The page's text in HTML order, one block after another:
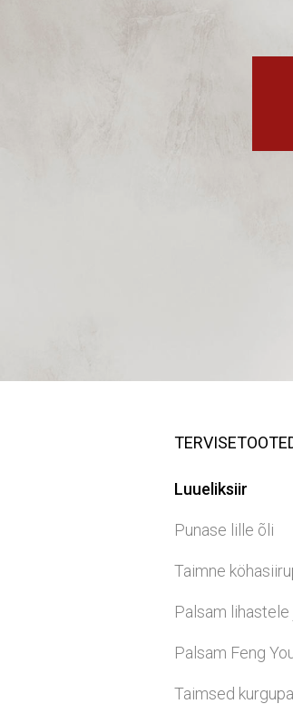
Luueliksiir
Punase lille õli
Taimne
Palsam
Palsam Feng
Taimsed